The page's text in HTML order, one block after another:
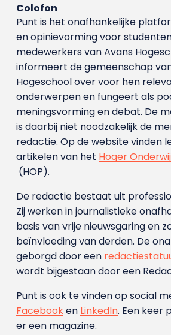
Colofon
Punt is het onafhankelijke
en opinievorming voor
medewerkers van Avans
informeert de gemeenschap
Hogeschool over voor hen
onderwerpen en fungeert als
meningsvorming en debat. De
is daarbij niet noodzakelijk de
redactie. Op de website vinden
artikelen van het Hoger
(HOP).
De redactie bestaat uit
Zij werken in journalistieke
basis van vrije nieuwsgaring en
beïnvloeding van derden. De
geborgd door een
wordt bijgestaan door een
Punt is ook te vinden op social
Facebooken LinkedIn. Een keer
er een magazine.